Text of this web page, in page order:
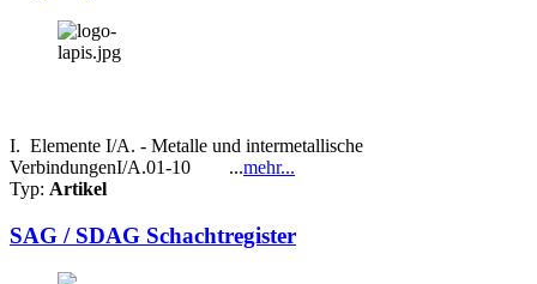
I. Elemente I/A. - Metalle und intermetallische
VerbindungenI/A.01-10 ...mehr...
Typ: Artikel
SAG / SDAG Schachtregister